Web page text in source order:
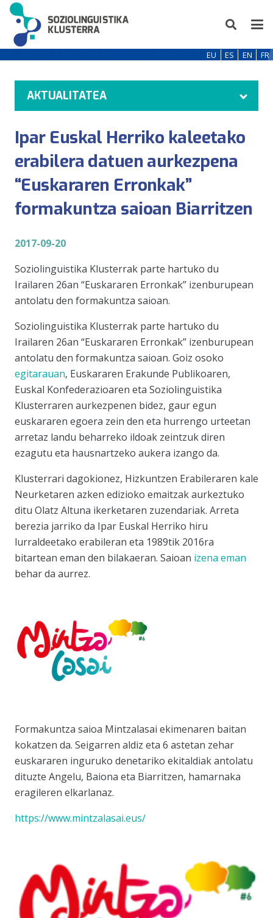
EU ES EN FR
AKTUALITATEA
Ipar Euskal Herriko kaleetako
erabilera datuen aurkezpena
“Euskararen Erronkak”
formakuntza saioan Biarritzen
2017-09-20
Soziolinguistika Klusterrak parte hartuko du
Irailaren 26an “Euskararen Erronkak” izenburupean
antolatu den formakuntza saioan.
Soziolinguistika Klusterrak parte hartuko du
Irailaren 26an “Euskararen Erronkak” izenburupean
antolatu den formakuntza saioan. Goiz osoko
egitarauan, Euskararen Erakunde Publikoaren,
Euskal Konfederazioaren eta Soziolinguistika
Klusterraren aurkezpenen bidez, gaur egun
euskararen egoera zein den eta hurrengo urteetan
arretaz landu beharreko ildoak zeintzuk diren
ezagutu eta hausnartzeko aukera izango da.
Klusterrari dagokionez, Hizkuntzen Erabileraren kale
Neurketaren azken edizioko emaitzak aurkeztuko
ditu Olatz Altuna ikerketaren zuzendariak. Arreta
berezia jarriko da Ipar Euskal Herriko hiru
lurraldeetako erabileran eta 1989tik 2016ra
bitartean eman den bilakaeran. Saioan izena eman
behar da aurrez.
Formakuntza saioa Mintzalasai ekimenaren baitan
kokatzen da. Seigarren aldiz eta 6 astetan zehar
euskararen inguruko denetariko ekitaldiak antolatu
dituzte Angelu, Baiona eta Biarritzen, hamarnaka
eragileren elkarlanaz.
https://www.mintzalasai.eus/